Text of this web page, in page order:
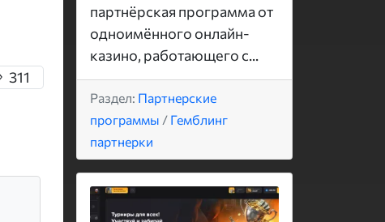
311
партнёрская программа от
одноимённого онлайн-
казино, работающего с...
Раздел: Партнерские
программы / Гемблинг
партнерки